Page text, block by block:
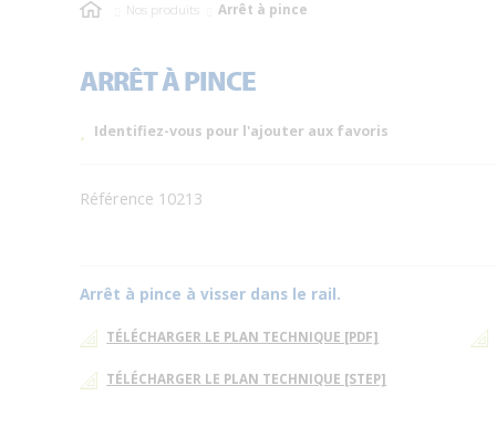
Nos produits Arrêt à pince
ARRÊT À PINCE
Identifiez-vous pour l'ajouter aux favoris
Référence 10213
Arrêt à pince à visser dans le rail.
TÉLÉCHARGER LE PLAN TECHNIQUE [PDF]
TÉLÉCHARGER LE PLAN TECHNIQUE [STEP]